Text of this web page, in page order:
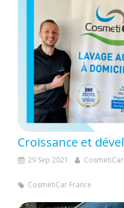
29 Sep 2021 CosmetiCar
CosmétiCar France